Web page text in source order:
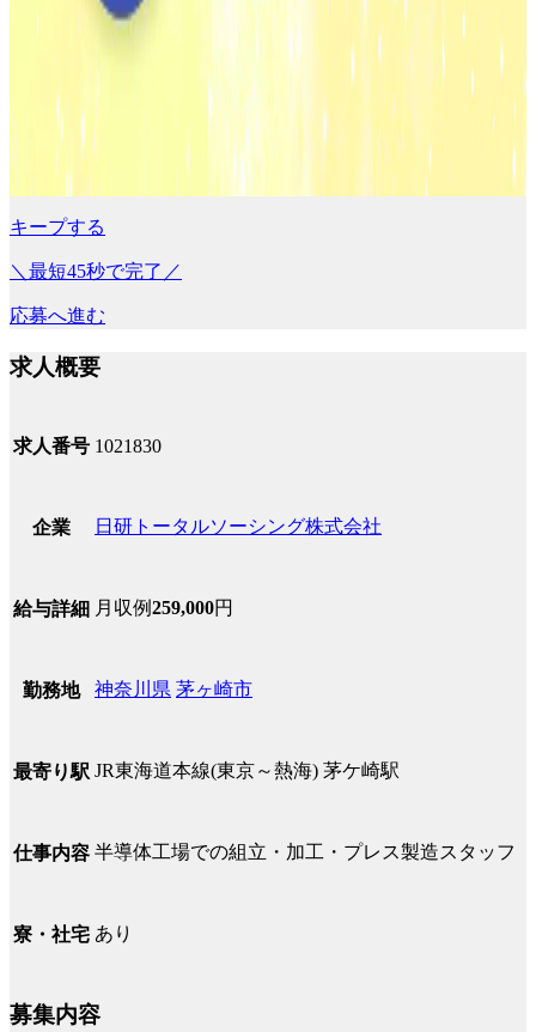
キープする
＼最短45秒で完了／
応募へ進む
求人概要
求人番号 1021830
企業 日研トータルソーシング株式会社
給与詳細 月収例259,000円
勤務地 神奈川県 茅ヶ崎市
最寄り駅 JR東海道本線(東京～熱海) 茅ケ崎駅
仕事内容 半導体工場での組立・加工・プレス製造スタッフ
寮・社宅 あり
募集内容